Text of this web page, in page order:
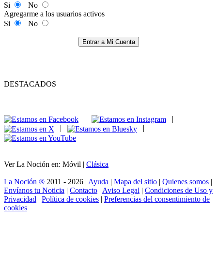
Si
No
Agregarme a los usuarios activos
Si
No
Entrar a Mi Cuenta
DESTACADOS
|
|
|
|
Ver La Noción en: Móvil | Clásica
La Noción ® 2011 - 2026 | Ayuda | Mapa del sitio | Quienes somos |
Envíanos tu Noticia | Contacto | Aviso Legal | Condiciones de Uso y
Privacidad | Política de cookies | Preferencias del consentimiento de
cookies